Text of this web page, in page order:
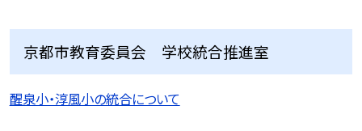
京都市教育委員会 学校統合推進室
醒泉小・淳風小の統合について